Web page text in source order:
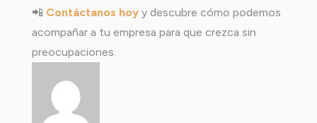
📲 Contáctanos hoyy descubre cómo podemos
acompañar a tu empresa para que crezca sin
preocupaciones.